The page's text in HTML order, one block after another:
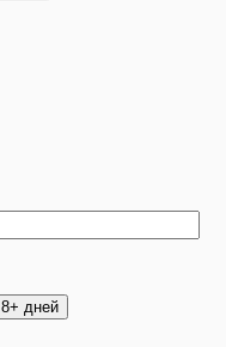
8+ дней